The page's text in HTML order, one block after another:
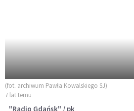
(fot. archiwum Pawła Kowalskiego SJ)
7 lat temu
"Radio Gdańsk" / pk